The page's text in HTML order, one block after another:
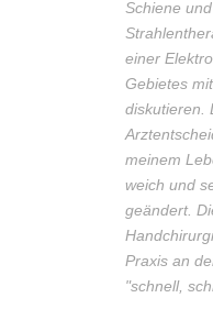
Schiene
einer
Gebietes
diskutieren.
meinem
weich und
geändert.
Praxis an
"schnell,